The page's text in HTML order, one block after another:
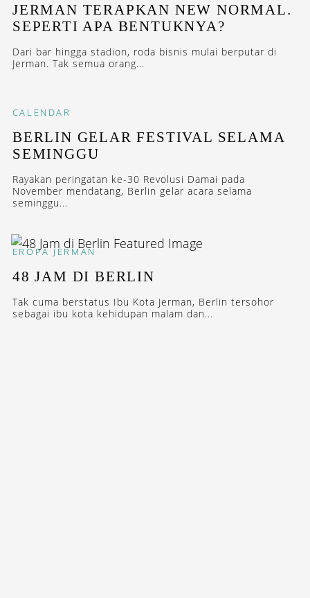
JERMAN TERAPKAN NEW NORMAL.
SEPERTI APA BENTUKNYA?
Dari bar hingga stadion, roda bisnis mulai berputar di
Jerman. Tak semua orang...
CALENDAR
BERLIN GELAR FESTIVAL SELAMA
SEMINGGU
Rayakan peringatan ke-30 Revolusi Damai pada
November mendatang, Berlin gelar acara selama
seminggu...
EROPA JERMAN
48 JAM DI BERLIN
Tak cuma berstatus Ibu Kota Jerman, Berlin tersohor
sebagai ibu kota kehidupan malam dan...